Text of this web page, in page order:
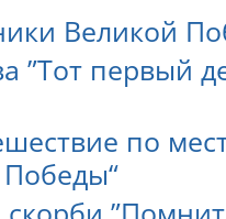
Великой
”Тот первый
по